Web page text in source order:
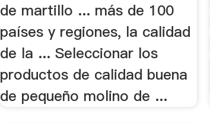
de martillo ... más de 100
países y regiones, la calidad
de la ... Seleccionar los
productos de calidad buena
de pequeño molino de ...